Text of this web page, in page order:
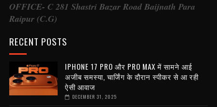
OFFICE- C 281 Shastri Bazar Road Baijnath Para
Raipur (C.G)
RECENT POSTS
IPHONE 17 PRO और PRO MAX में सामने आई
अजीब समस्या, चार्जिंग के दौरान स्पीकर से आ रही
ऐसी आवाज
DECEMBER 31, 2025